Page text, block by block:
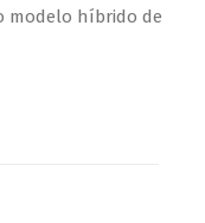
modelo híbrido de